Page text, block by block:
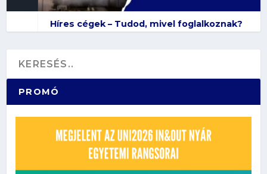
Híres cégek – Tudod, mivel foglalkoznak?
PROMÓ